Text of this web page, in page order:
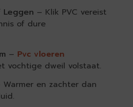
Leggen – Klik PVC vereist
of dure
– Pvc vloeren
vochtige dweil volstaat.
Warmer en zachter dan